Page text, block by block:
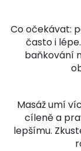
Co očekávat:
často i
baňkování
Masáž umí
cíleně a
lepšímu.